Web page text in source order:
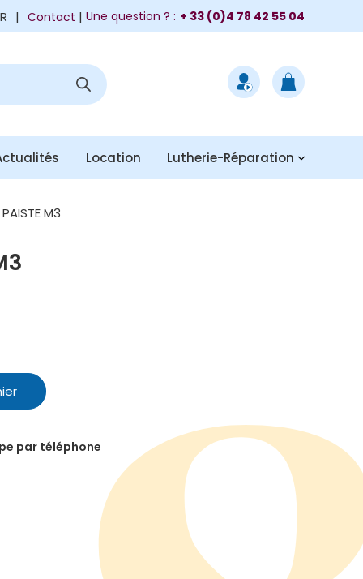
Contact | Une question ? : + 33 (0)4 78 42 55 04
Location Lutherie-Réparation
M3
par téléphone